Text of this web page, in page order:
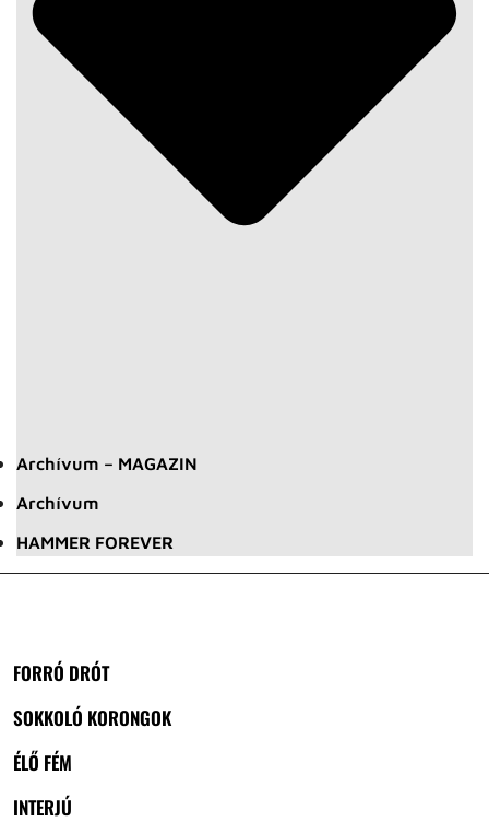
Archívum – MAGAZIN
Archívum
HAMMER FOREVER
FORRÓ DRÓT
SOKKOLÓ KORONGOK
ÉLŐ FÉM
INTERJÚ